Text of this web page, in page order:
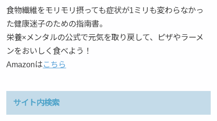
食物繊維をモリモリ摂っても症状が1ミリも変わらなかっ
た健康迷子のための指南書。
栄養×メンタルの公式で元気を取り戻して、ピザやラーメ
ンをおいしく食べよう！
Amazonは こちら
サイト内検索